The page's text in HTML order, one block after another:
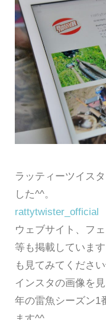
ラッティーツイス
した^^。
rattytwister_official
ウェブサイト、フ
等も掲載していま
も見てみてください
インスタの画像を
年の雷魚シーズン1